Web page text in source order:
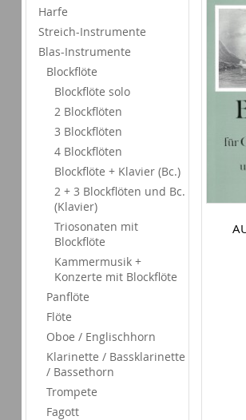
Harfe
Streich-Instrumente
Blas-Instrumente
Blockflöte
Blockflöte solo
2 Blockflöten
3 Blockflöten
4 Blockflöten
Blockflöte + Klavier (Bc.)
2 + 3 Blockflöten und Bc.
(Klavier)
Triosonaten mit
Blockflöte
Kammermusik +
Konzerte mit Blockflöte
Panflöte
Flöte
Oboe / Englischhorn
Klarinette / Bassklarinette
/ Bassethorn
Trompete
Fagott